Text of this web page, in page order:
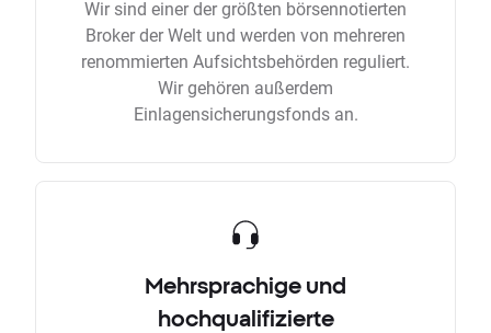
Wir sind einer der größten börsennotierten
Broker der Welt und werden von mehreren
renommierten Aufsichtsbehörden reguliert.
Wir gehören außerdem
Einlagensicherungsfonds an.
Mehrsprachige und
hochqualifizierte